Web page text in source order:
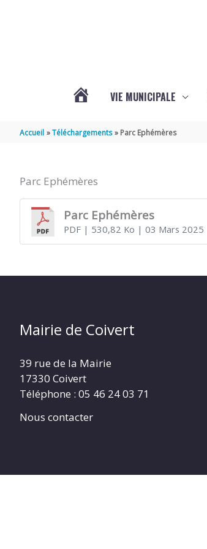
VIE MUNICIPALE
Accueil Téléchargements Parc Ephémères
Parc Ephémères
Parc Ephémères
PDF| 530,82 Ko | 03 Mars 2025
Mairie de Coivert
39 rue de la Mairie
17330 Coivert
Téléphone : 05 46 24 03 71
Nous contacter